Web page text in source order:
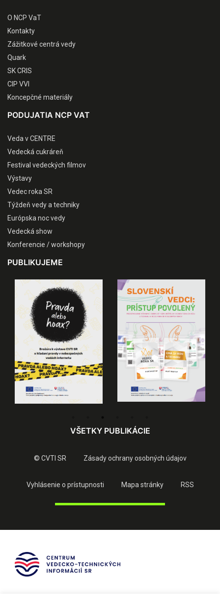
O NCP VaT
Kontakty
Zážitkové centrá vedy
Quark
SK CRIS
CIP VVI
Koncepčné materiály
PODUJATIA NCP VAT
Veda v CENTRE
Vedecká cukráreň
Festival vedeckých filmov
Výstavy
Vedec roka SR
Týždeň vedy a techniky
Európska noc vedy
Vedecká show
Konferencie / workshopy
PUBLIKUJEME
VŠETKY PUBLIKÁCIE
© CVTI SR Zásady ochrany osobných údajov
Vyhlásenie o prístupnosti Mapa stránky RSS